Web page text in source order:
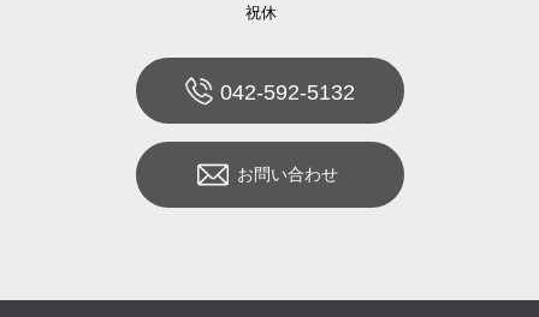
祝休
042-592-5132
お問い合わせ